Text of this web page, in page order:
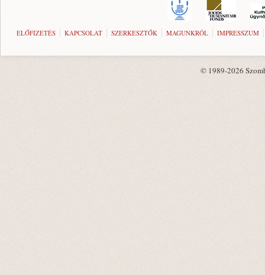
ELŐFIZETÉS KAPCSOLAT SZERKESZTŐK MAGUNKRÓL IMPRESSZUM
© 1989-2026